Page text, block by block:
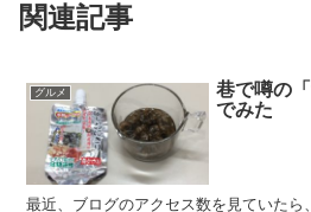
関連記事
グルメ
巷で噂の
でみた
最近、ブログのアクセス数を見ていたら